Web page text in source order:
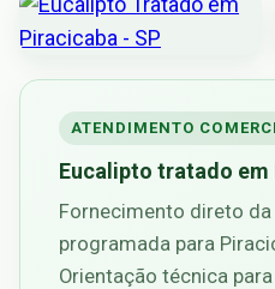
ATENDIMENTO
Eucalipto tratado em
Fornecimento direto
programada para
Orientação técnica